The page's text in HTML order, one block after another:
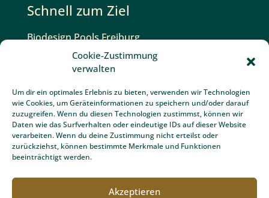
Cookie-Zustimmung
verwalten
Um dir ein optimales Erlebnis zu bieten, verwenden wir Technologien
wie Cookies, um Geräteinformationen zu speichern und/oder darauf
zuzugreifen. Wenn du diesen Technologien zustimmst, können wir
Daten wie das Surfverhalten oder eindeutige IDs auf dieser Website
verarbeiten. Wenn du deine Zustimmung nicht erteilst oder
zurückziehst, können bestimmte Merkmale und Funktionen
beeinträchtigt werden.
Akzeptieren
Schnell zum Ziel
Biodesign Pools Freiburg
Gartenbau Freiburg
Gartenplanung Freiburg
Schwimmbadbau Freiburg
Unopiù Gartenmöbel Freiburg